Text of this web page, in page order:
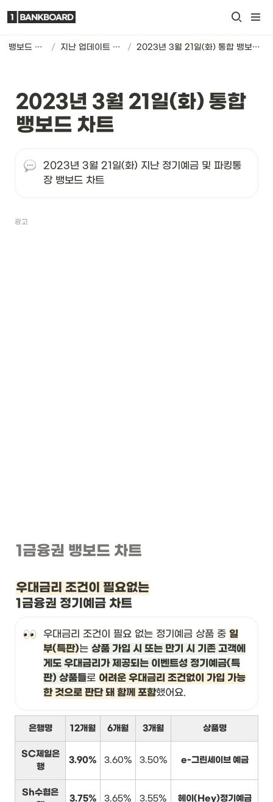
뱅보드 차트 / 지난 업데이트 기록 / 2023년 3월 21일(화) 통합 뱅보드 차트
2023년 3월 21일(화) 통합
뱅보드 차트
2023년 3월 21일(화) 지난 정기예금 및 파킹통
장 뱅보드 차트
광고
1금융권 뱅보드 차트
우대금리 조건이 필요없는
1금융권 정기예금 차트
우대금리 조건이 필요 없는 정기예금 상품 중 일
부(특판)는 상품 가입 시 또는 만기 시 기존 고객에
게도 우대금리가 제공되는 이벤트성 정기예금(특
판) 상품들로 어려운 우대금리 조건없이 가입 가능
한 것으로 판단 돼 함께 포함했어요.
은행명 12개월 6개월 3개월 상품명
SC제일은
행
3.90% 3.60% 3.50% e-그린세이브 예금
Sh수협은
3.75% 3.65% 3.55% 헤이(Hey)정기예금